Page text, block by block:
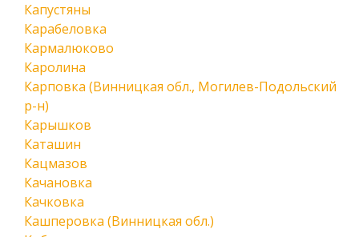
Капустяны
Карабеловка
Кармалюково
Каролина
Карповка (Винницкая обл., Могилев-Подольский
р-н)
Карышков
Каташин
Кацмазов
Качановка
Качковка
Кашперовка (Винницкая обл.)